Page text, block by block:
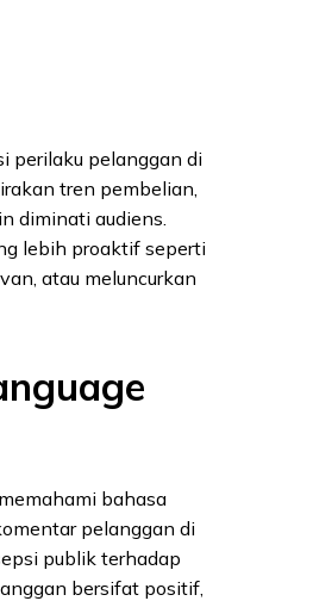
perilaku pelanggan di
tren pembelian,
diminati audiens.
lebih proaktif seperti
atau meluncurkan
bahasa
pelanggan di
publik terhadap
bersifat positif,